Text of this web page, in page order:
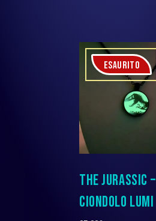
ESAURITO
THE JURASSIC –
CIONDOLO LUMI